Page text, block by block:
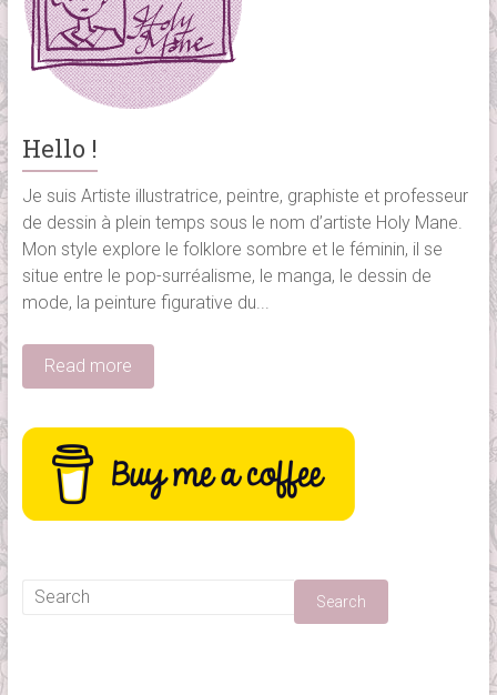
Hello !
Je suis Artiste illustratrice, peintre, graphiste et professeur
de dessin à plein temps sous le nom d’artiste Holy Mane.
Mon style explore le folklore sombre et le féminin, il se
situe entre le pop-surréalisme, le manga, le dessin de
mode, la peinture figurative du...
Read more